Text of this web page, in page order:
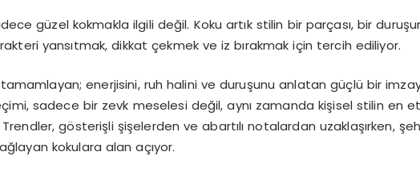
güzel kokmakla ilgili değil. Koku artık stilin bir parçası, bir
yansıtmak, dikkat çekmek ve iz bırakmak için tercih ediliyor.
enerjisini, ruh halini ve duruşunu anlatan güçlü bir
sadece bir zevk meselesi değil, aynı zamanda kişisel stilin en
gösterişli şişelerden ve abartılı notalardan uzaklaşırken,
kokulara alan açıyor.